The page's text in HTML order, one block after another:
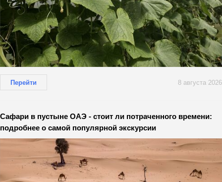
Перейти 8 августа 2026
Сафари в пустыне ОАЭ - стоит ли потраченного времени:
подробнее о самой популярной экскурсии